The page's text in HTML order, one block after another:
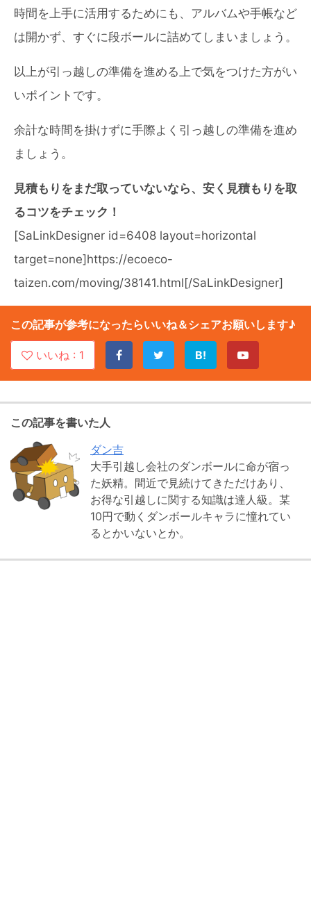
時間を上手に活用するためにも、アルバムや手帳など
は開かず、すぐに段ボールに詰めてしまいましょう。
以上が引っ越しの準備を進める上で気をつけた方がい
いポイントです。
余計な時間を掛けずに手際よく引っ越しの準備を進め
ましょう。
見積もりをまだ取っていないなら、安く見積もりを取
るコツをチェック！
[SaLinkDesigner id=6408 layout=horizontal
target=none]https://ecoeco-
taizen.com/moving/38141.html[/SaLinkDesigner]
この記事が参考になったらいいね＆シェアお願いします♪
いいね : 1 B!
この記事を書いた人
ダン吉
大手引越し会社のダンボールに命が宿っ
た妖精。間近で見続けてきただけあり、
お得な引越しに関する知識は達人級。某
10円で動くダンボールキャラに憧れてい
るとかいないとか。